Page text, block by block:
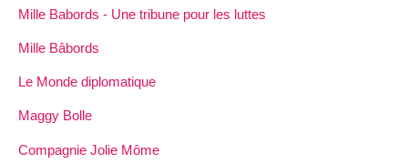
Mille Babords - Une tribune pour les luttes
Mille Bâbords
Le Monde diplomatique
Maggy Bolle
Compagnie Jolie Môme